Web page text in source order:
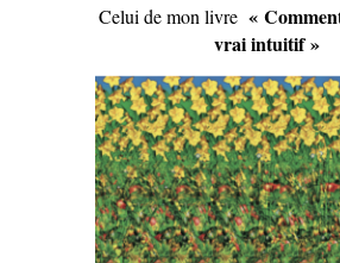
Celui de mon livre «
vrai intuitif »